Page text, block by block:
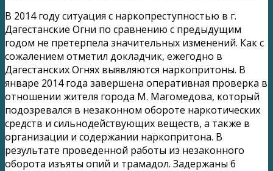
В 2014 году ситуация с наркопреступностью в г.
Дагестанские Огни по сравнению с предыдущим
годом не претерпела значительных изменений. Как с
сожалением отметил докладчик, ежегодно в
Дагестанских Огнях выявляются наркопритоны. В
январе 2014 года завершена оперативная проверка в
отношении жителя города М. Магомедова, который
подозревался в незаконном обороте наркотических
средств и сильнодействующих веществ, а также в
организации и содержании наркопритона. В
результате проведенной работы из незаконного
оборота изъяты опий и трамадол. Задержаны 6